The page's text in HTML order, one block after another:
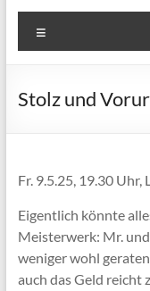
Frauen* | Mädchen*
in einem Zentrum |
Stolz und
Fr. 9.5.25, 19.30 Uhr,
Eigentlich könnte
Meisterwerk: Mr.
weniger wohl
auch das Geld reicht